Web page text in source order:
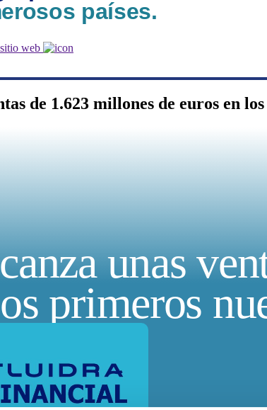
países.
web
de 1.623 millones de euros en
unas
primeros